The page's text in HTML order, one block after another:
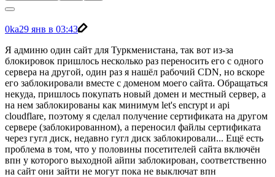
0ka29 янв в 03:43
Я админю один сайт для Туркменистана, так вот из-за
блокировок пришлось несколько раз переносить его с одного
сервера на другой, один раз я нашёл рабочий CDN, но вскоре
его заблокировали вместе с доменом моего сайта. Обращаться
некуда, пришлось покупать новый домен и местный сервер, а
на нем заблокированы как минимум let's encrypt и api
cloudflare, поэтому я сделал получение сертификата на другом
сервере (заблокированном), а переносил файлы сертификата
через гугл диск, недавно гугл диск заблокировали... Ещё есть
проблема в том, что у половины посетителей сайта включён
впн у которого выходной айпи заблокирован, соответственно
на сайт они зайти не могут пока не выключат впн